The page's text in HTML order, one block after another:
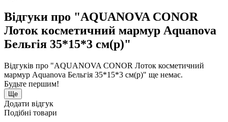
Відгуки про "AQUANOVA CONOR
Лоток косметичний мармур Aquanova
Бельгія 35*15*3 см(р)"
Відгуків про "AQUANOVA CONOR Лоток косметичний
мармур Aquanova Бельгія 35*15*3 см(р)" ще немає.
Будьте першим!
Ще
Додати відгук
Подібні товари